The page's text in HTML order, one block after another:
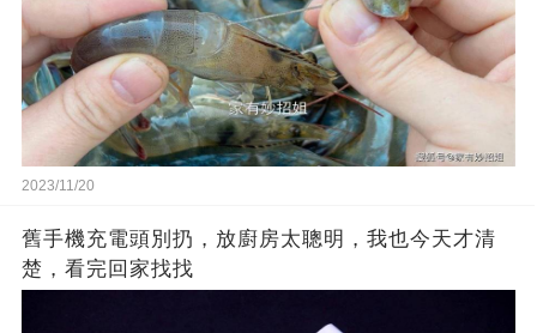
2023/11/20
舊手機充電頭別扔，放廚房太聰明，我也今天才清
楚，看完回家找找